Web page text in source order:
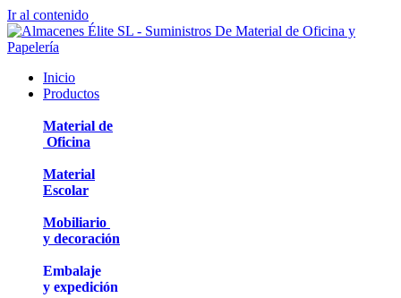
Ir al contenido
Inicio
Productos
Material de
Oficina
Material
Escolar
Mobiliario
y decoración
Embalaje
y expedición